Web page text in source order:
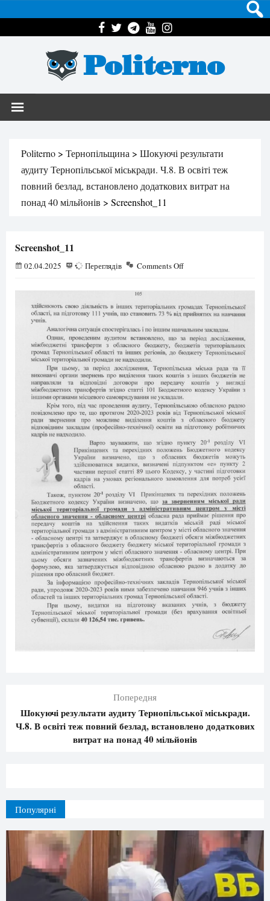
Politerno
Politerno > Тернопільщина > Шокуючі результати
аудиту Тернопільської міськради. Ч.8. В освіті теж
повний безлад, встановлено додаткових витрат на
понад 40 мільйонів > Screenshot_11
Screenshot_11
02.04.2025 47 Переглядів Comments Off
Попередня
Шокуючі результати аудиту Тернопільської міськради.
Ч.8. В освіті теж повний безлад, встановлено додаткових
витрат на понад 40 мільйонів
Популярні